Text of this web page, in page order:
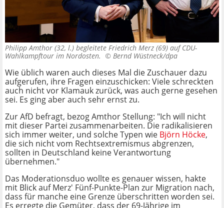
Philipp Amthor (32, l.) begleitete Friedrich Merz (69) auf CDU-
Wahlkampftour im Nordosten. © Bernd Wüstneck/dpa
Wie üblich waren auch dieses Mal die Zuschauer dazu
aufgerufen, ihre Fragen einzuschicken: Viele schreckten
auch nicht vor Klamauk zurück, was auch gerne gesehen
sei. Es ging aber auch sehr ernst zu.
Zur AfD befragt, bezog Amthor Stellung: "Ich will nicht
mit dieser Partei zusammenarbeiten. Die radikalisieren
sich immer weiter, und solche Typen wie Björn Höcke,
die sich nicht vom Rechtsextremismus abgrenzen,
sollten in Deutschland keine Verantwortung
übernehmen."
Das Moderationsduo wollte es genauer wissen, hakte
mit Blick auf Merz' Fünf-Punkte-Plan zur Migration nach,
dass für manche eine Grenze überschritten worden sei.
Es erregte die Gemüter, dass der 69-Jährige im